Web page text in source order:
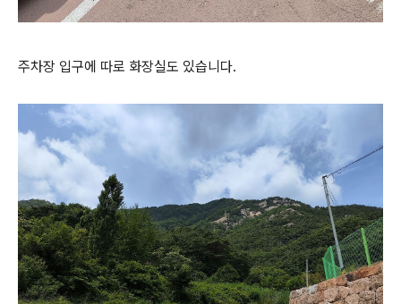
주차장 입구에 따로 화장실도 있습니다.